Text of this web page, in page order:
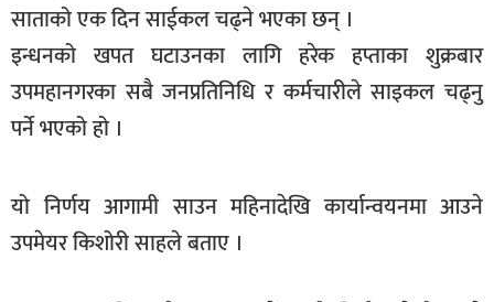
खेलकुद
मनोरञ्जन
फोटो
/
अन्य
समाज
साताको एक दिन साईकल चढ्ने भएका छन् ।
इन्धनको खपत घटाउनका लागि हरेक हप्ताका शुक्रबार
उपमहानगरका सबै जनप्रतिनिधि र कर्मचारीले साइकल चढ्नु
पर्ने भएको हो ।
यो निर्णय आगामी साउन महिनादेखि कार्यान्वयनमा आउने
उपमेयर किशोरी साहले बताए ।